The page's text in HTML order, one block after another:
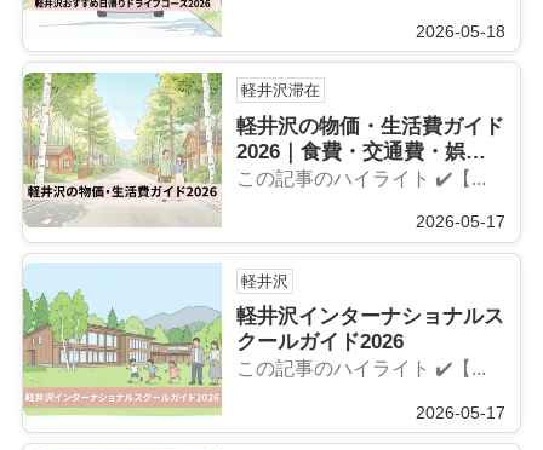
2026-05-18
軽井沢滞在
軽井沢の物価・生活費ガイド
2026｜食費・交通費・娯楽
費を徹底解説
この記事のハイライト ✔️【...
2026-05-17
軽井沢
軽井沢インターナショナルス
クールガイド2026
この記事のハイライト ✔️【...
2026-05-17